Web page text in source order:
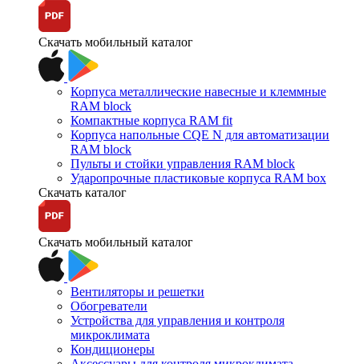
Скачать мобильный каталог
Корпуса металлические навесные и клеммные
RAM block
Компактные корпуса RAM fit
Корпуса напольные CQE N для автоматизации
RAM block
Пульты и стойки управления RAM block
Ударопрочные пластиковые корпуса RAM box
Скачать каталог
Скачать мобильный каталог
Вентиляторы и решетки
Обогреватели
Устройства для управления и контроля
микроклимата
Кондиционеры